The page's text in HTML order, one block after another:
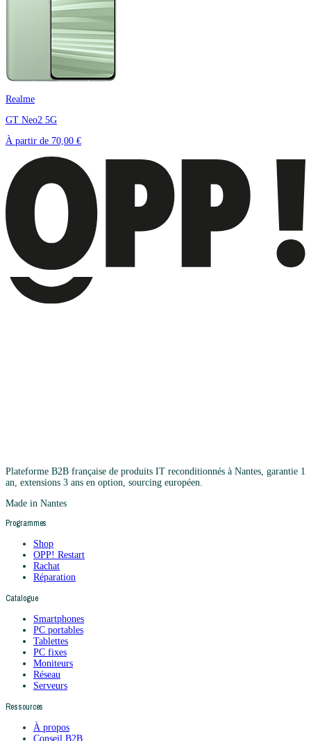
Realme
GT Neo2 5G
À partir de 70,00 €
Plateforme B2B française de produits IT reconditionnés à Nantes, garantie 1
an, extensions 3 ans en option, sourcing européen.
Made in Nantes
Programmes
Shop
OPP! Restart
Rachat
Réparation
Catalogue
Smartphones
PC portables
Tablettes
PC fixes
Moniteurs
Réseau
Serveurs
Ressources
À propos
Conseil B2B